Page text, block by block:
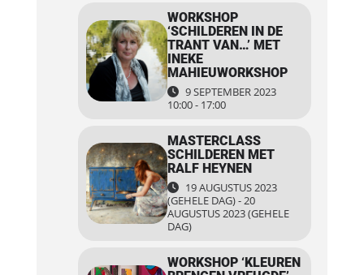
WORKSHOP
‘SCHILDEREN IN DE
TRANT VAN…’ MET
INEKE
MAHIEUWORKSHOP
9 SEPTEMBER 2023
10:00 - 17:00
MASTERCLASS
SCHILDEREN MET
RALF HEYNEN
19 AUGUSTUS 2023
(GEHELE DAG) - 20
AUGUSTUS 2023 (GEHELE
DAG)
WORKSHOP ‘KLEUREN